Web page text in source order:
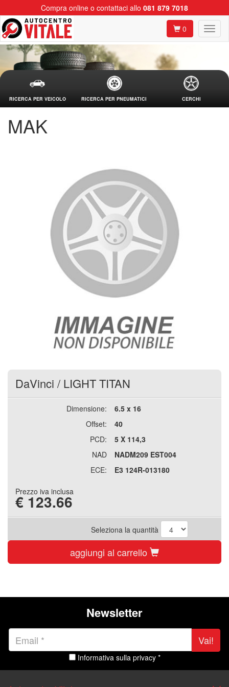
Compra online o contattaci allo 081 879 7018
0
RICERCA PER VEICOLO RICERCA PER PNEUMATICI CERCHI
MAK
DaVinci / LIGHT TITAN
Dimensione:
6.5 x 16
Offset:
40
PCD:
5 X 114,3
NAD
NADM209 EST004
ECE:
E3 124R-013180
Prezzo iva inclusa
€ 123.66
Seleziona la quantità
aggiungi al carrello
Newsletter
Vai!
Informativa sulla privacy *